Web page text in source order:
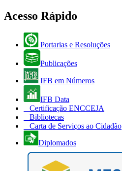
Acesso Rápido
Portarias e Resoluções
Publicações
IFB em Números
IFB Data
Certificação ENCCEJA
Bibliotecas
Carta de Serviços ao Cidadão
Diplomados